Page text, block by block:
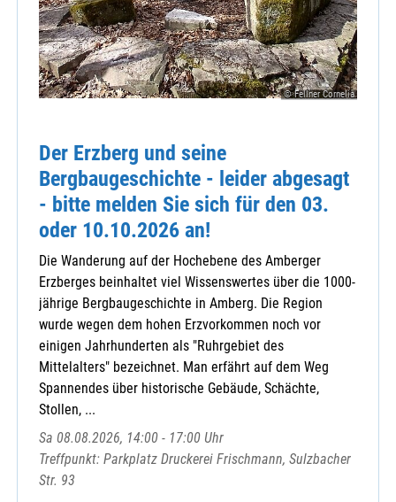
© Fellner Cornelia
Der Erzberg und seine
Bergbaugeschichte - leider abgesagt
- bitte melden Sie sich für den 03.
oder 10.10.2026 an!
Die Wanderung auf der Hochebene des Amberger
Erzberges beinhaltet viel Wissenswertes über die 1000-
jährige Bergbaugeschichte in Amberg. Die Region
wurde wegen dem hohen Erzvorkommen noch vor
einigen Jahrhunderten als "Ruhrgebiet des
Mittelalters" bezeichnet. Man erfährt auf dem Weg
Spannendes über historische Gebäude, Schächte,
Stollen, ...
Sa 08.08.2026, 14:00 - 17:00 Uhr
Treffpunkt: Parkplatz Druckerei Frischmann, Sulzbacher
Str. 93